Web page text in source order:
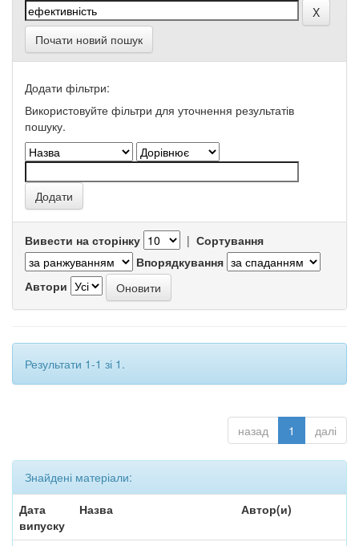
Почати новий пошук
Додати фільтри:
Використовуйте фільтри для уточнення результатів
пошуку.
Вивести на сторінку | Сортування
Впорядкування
Автори
Результати 1-1 зі 1.
назад 1 далі
Знайдені матеріали:
Дата
випуску
Назва Автор(и)